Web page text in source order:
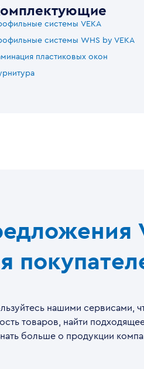
системы VEKA
системы WHS by VEKA
пластиковых окон
нашими сервисами,
товаров, найти
больше о продукции